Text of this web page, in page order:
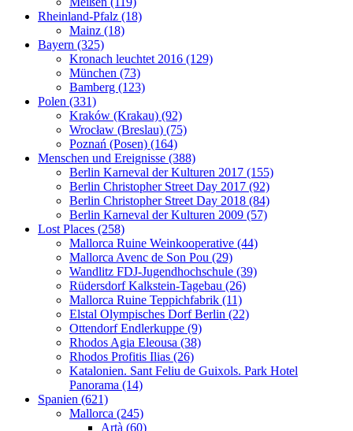
Rheinland-Pfalz (18)
Mainz (18)
Bayern (325)
Kronach leuchtet 2016 (129)
München (73)
Bamberg (123)
Polen (331)
Kraków (Krakau) (92)
Wrocław (Breslau) (75)
Poznań (Posen) (164)
Menschen und Ereignisse (388)
Berlin Karneval der Kulturen 2017 (155)
Berlin Christopher Street Day 2017 (92)
Berlin Christopher Street Day 2018 (84)
Berlin Karneval der Kulturen 2009 (57)
Lost Places (258)
Mallorca Ruine Weinkooperative (44)
Mallorca Avenc de Son Pou (29)
Wandlitz FDJ-Jugendhochschule (39)
Rüdersdorf Kalkstein-Tagebau (26)
Mallorca Ruine Teppichfabrik (11)
Elstal Olympisches Dorf Berlin (22)
Ottendorf Endlerkuppe (9)
Rhodos Agia Eleousa (38)
Rhodos Profitis Ilias (26)
Katalonien. Sant Feliu de Guixols. Park Hotel
Panorama (14)
Spanien (621)
Mallorca (245)
Artà (60)